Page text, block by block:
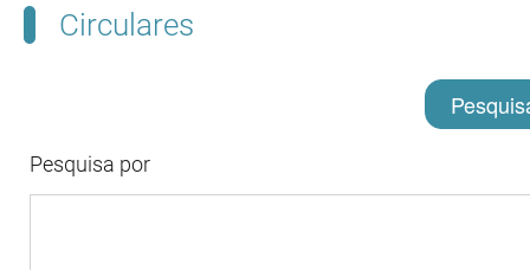
Circulares
Pesquisa por